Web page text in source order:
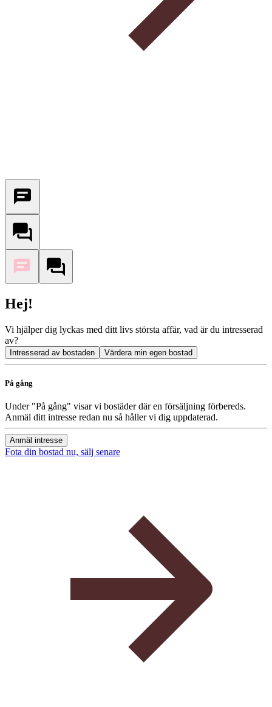
Hej!
Vi hjälper dig lyckas med ditt livs största affär, vad är du intresserad
av?
Intresserad av bostaden Värdera min egen bostad
På gång
Under "På gång" visar vi bostäder där en försäljning förbereds.
Anmäl ditt intresse redan nu så håller vi dig uppdaterad.
Anmäl intresse
Fota din bostad nu, sälj senare